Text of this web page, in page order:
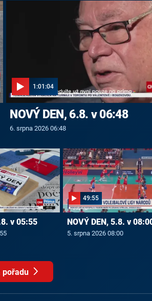
1:01:04
NOVÝ DEN, 6.8. v 06:48
6. srpna 2026 06:48
v 05:55
49:55
NOVÝ DEN, 5.8. v
5. srpna 2026 08:00
pořadu